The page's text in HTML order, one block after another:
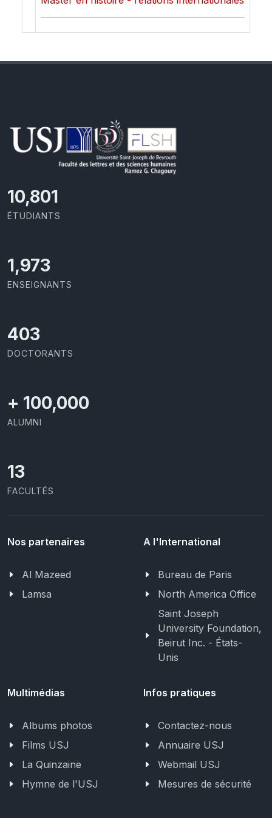
11,418
ÉTUDIANTS
2,086
ENSEIGNANTS
426
DOCTORANTS
+ 100,000
ALUMNI
13
FACULTÉS
Nos partenaires
Al Mazeed
Lamsa
A l'International
Bureau de Paris
North America Office
Saint Joseph
University Foundation,
Beirut Inc. - États-
Unis
Multimédias
Albums photos
Films USJ
La Quinzaine
Hymne de l'USJ
Infos pratiques
Contactez-nous
Annuaire USJ
Webmail USJ
Mesures de sécurité